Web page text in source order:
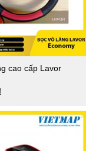
cao cấp Lavor